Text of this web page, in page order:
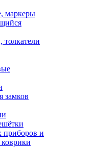
маркеры
замков
приборов и